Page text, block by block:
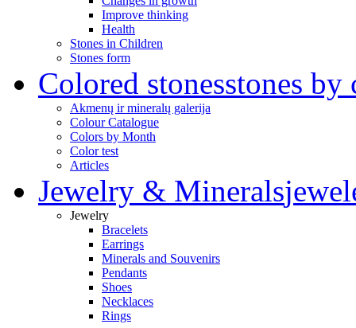
Improve thinking
Health
Stones in Children
Stones form
Colored stonesstones by
Akmenų ir mineralų galerija
Colour Catalogue
Colors by Month
Color test
Articles
Jewelry & Minerals
Jewelry
Bracelets
Earrings
Minerals and Souvenirs
Pendants
Shoes
Necklaces
Rings